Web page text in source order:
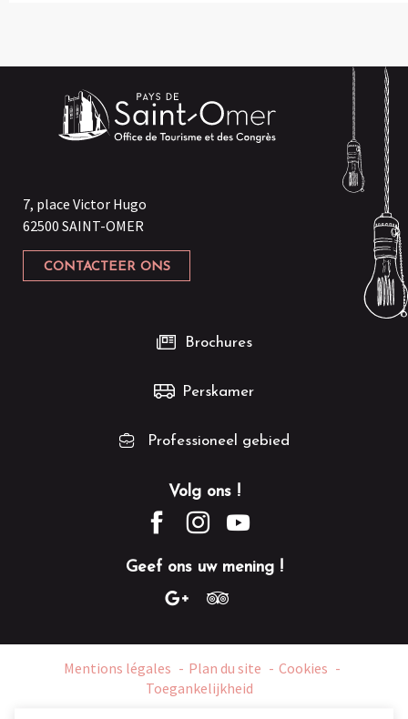
7, place Victor Hugo
62500 SAINT-OMER
CONTACTEER ONS
Volg ons !
Geef ons uw mening !
Brochures
Perskamer
Professioneel gebied
Mentions légales Plan du site
Cookies
Toegankelijkheid